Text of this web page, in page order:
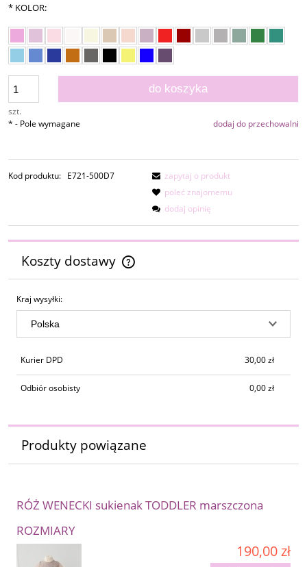
* KOLOR:
szt.
do koszyka
dodaj do przechowalni
* - Pole wymagane
Kod produktu: E721-500D7
zapytaj o produkt
poleć znajomemu
dodaj opinię
Koszty dostawy
Cena nie zawiera ewentualnych kosztów płatności
Kraj wysyłki:
Kurier DPD 30,00 zł
Odbiór osobisty 0,00 zł
Produkty powiązane
RÓŻ WENECKI sukienak TODDLER marszczona
ROZMIARY
190,00 zł